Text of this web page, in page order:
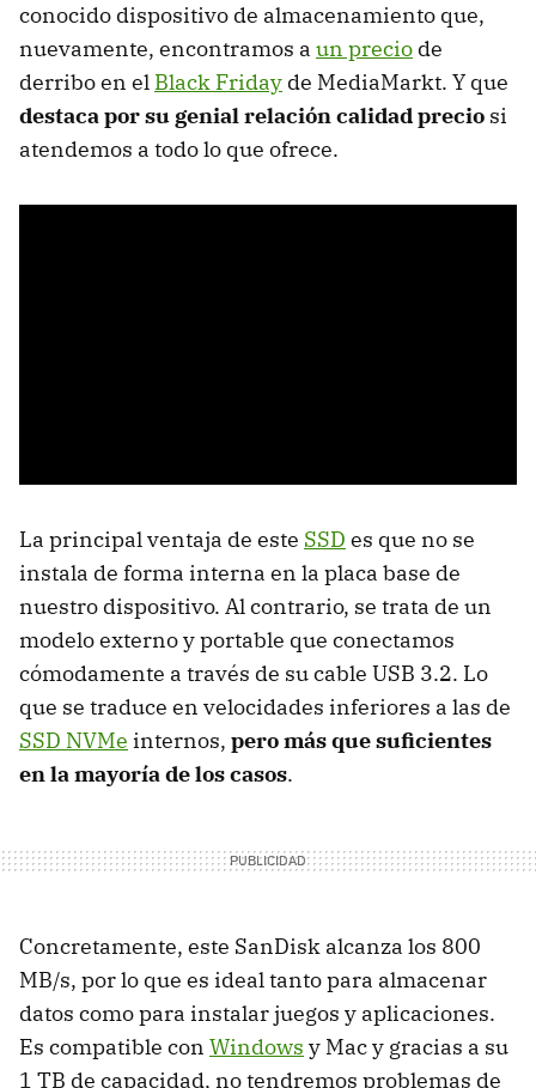
conocido dispositivo de almacenamiento que,
nuevamente, encontramos a un precio de
derribo en el Black Friday de MediaMarkt. Y que
destaca por su genial relación calidad precio si
atendemos a todo lo que ofrece.
La principal ventaja de este SSD es que no se
instala de forma interna en la placa base de
nuestro dispositivo. Al contrario, se trata de un
modelo externo y portable que conectamos
cómodamente a través de su cable USB 3.2. Lo
que se traduce en velocidades inferiores a las de
SSD NVMe internos, pero más que suficientes
en la mayoría de los casos.
Concretamente, este SanDisk alcanza los 800
MB/s, por lo que es ideal tanto para almacenar
datos como para instalar juegos y aplicaciones.
Es compatible con Windows y Mac y gracias a su
1 TB de capacidad, no tendremos problemas de